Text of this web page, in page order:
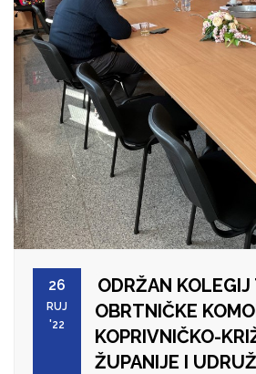
26
RUJ
'22
ODRŽAN
OBRTNIČKE
KOPRIVNIČKO-
ŽUPANIJE I